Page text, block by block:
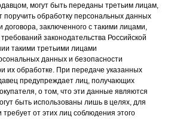
могут быть переданы третьим лицам,
обработку персональных данных
договора, заключенного с такими лицами,
законодательства Российской
такими третьими лицами
данных и безопасности
их обработке. При передаче указанных
предупреждает лиц, получающих
о том, что эти данные являются
быть использованы лишь в целях, для
от этих лиц соблюдения этого